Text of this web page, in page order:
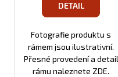
DETAIL
Fotografie produktu s
rámem jsou ilustrativní.
Přesné provedení a detail
rámu naleznete ZDE.